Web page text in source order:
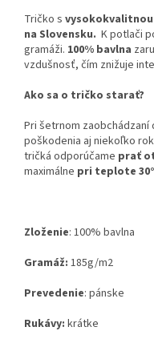
Tričko s
na Slovensku. K potlači
gramáži. 100% bavlna
vzdušnosť, čím znižuje
Ako sa o tričko starať?
Pri šetrnom
poškodenia aj niekoľko
tričká odporúčame prať
maximálne pri teplote
Zloženie: 100% bavlna
Gramáž: 185g/m2
Prevedenie: pánske
Rukávy: krátke